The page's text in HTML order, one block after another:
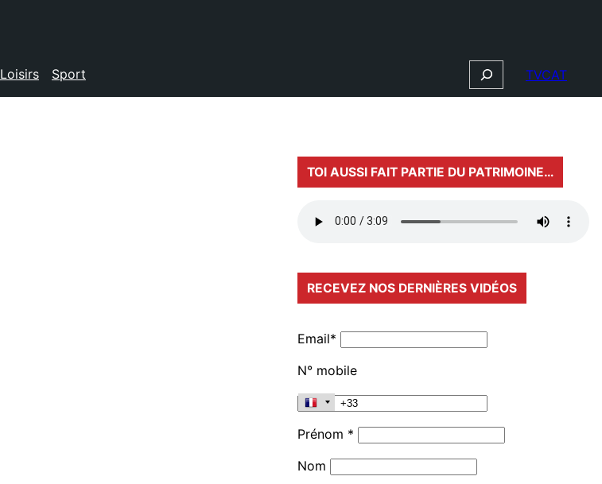
Loisirs Sport Search TVCAT
TOI AUSSI FAIT PARTIE DU PATRIMOINE…
RECEVEZ NOS DERNIÈRES VIDÉOS
Email*
N° mobile
Prénom *
Nom